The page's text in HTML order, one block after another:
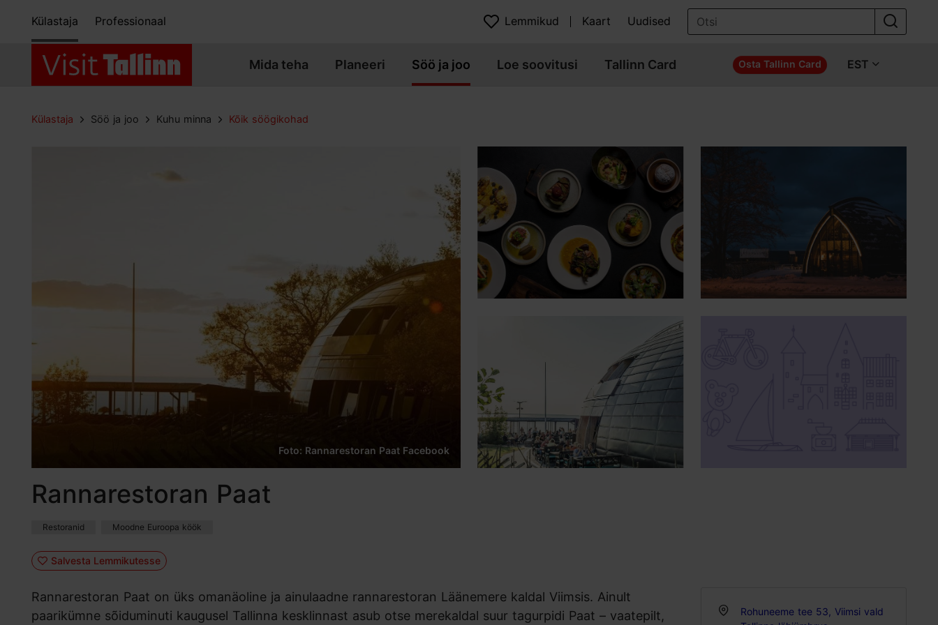
Külastaja Professionaal Lemmikud Kaart Uudised
Mida teha Planeeri Söö ja joo Loe soovitusi Tallinn Card Osta Tallinn Card EST
Külastaja Söö ja joo Kuhu minna Kõik söögikohad
Foto: Rannarestoran Paat Facebook
Rannarestoran Paat
Restoranid Moodne Euroopa köök
Salvesta Lemmikutesse
Rannarestoran Paat on üks omanäoline ja ainulaadne rannarestoran Läänemere kaldal Viimsis. Ainult
paarikümne sõiduminuti kaugusel Tallinna kesklinnast asub otse merekaldal suur tagurpidi Paat – vaatepilt,
Rohuneeme tee 53, Viimsi vald